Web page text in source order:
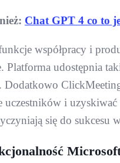
Chat GPT 4 co to
współpracy i
Platforma udostępnia
Dodatkowo
uczestników i
się do